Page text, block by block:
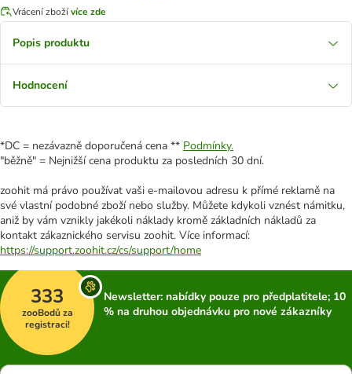
Vrácení zbožívíce zde
Popis produktu
Hodnocení
*DC = nezávazně doporučená cena ** Podmínky.
"běžně" = Nejnižší cena produktu za posledních 30 dní.
zoohit má právo používat vaši e-mailovou adresu k přímé reklamě na
své vlastní podobné zboží nebo služby. Můžete kdykoli vznést námitku,
aniž by vám vznikly jakékoli náklady kromě základních nákladů za
kontakt zákaznického servisu zoohit. Více informací:
https://support.zoohit.cz/cs/support/home
333
zooBodů za
registraci!
Newsletter: nabídky pouze pro předplatitele; 10
% na druhou objednávku pro nové zákazníky